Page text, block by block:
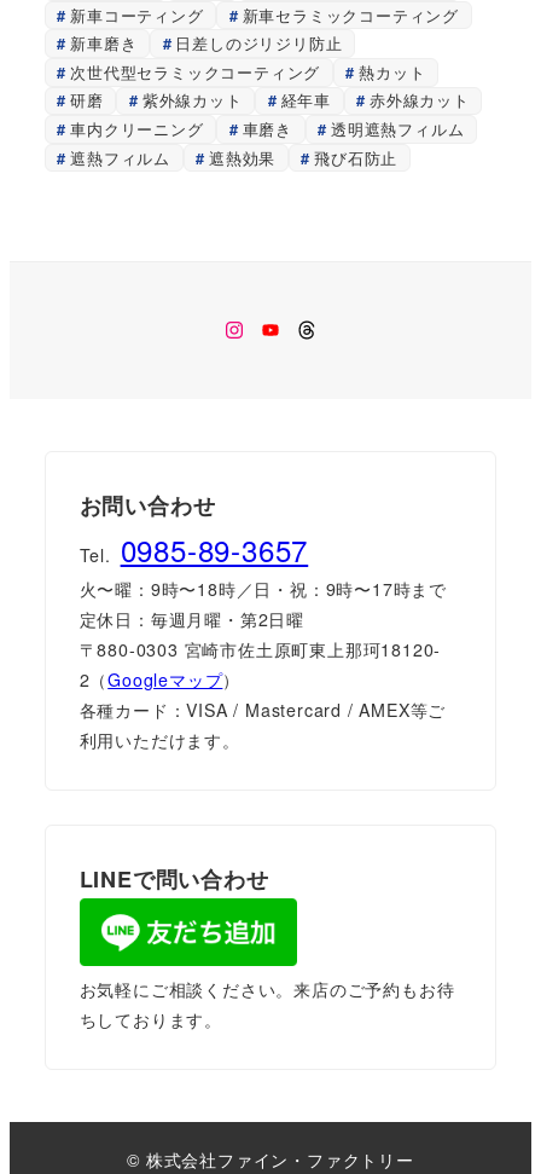
新車コーティング
新車セラミックコーティング
新車磨き
日差しのジリジリ防止
次世代型セラミックコーティング
熱カット
研磨
紫外線カット 経年車
赤外線カット
車内クリーニング
車磨き
透明遮熱フィルム
遮熱フィルム
遮熱効果 飛び石防止
Instagram
YoutubeThreads
お問い合わせ
Tel. 0985-89-3657
火〜曜：9時〜18時／日・祝：9時〜17時まで
定休日：毎週月曜・第2日曜
〒880-0303 宮崎市佐土原町東上那珂18120-
2（Googleマップ）
各種カード：VISA / Mastercard / AMEX等ご
利用いただけます。
LINEで問い合わせ
お気軽にご相談ください。来店のご予約もお待
ちしております。
© 株式会社ファイン・ファクトリー